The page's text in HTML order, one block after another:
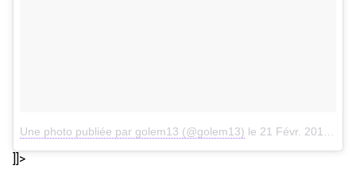
Une photo publiée par golem13 (@golem13) le 21 Févr. 2015 à 6h07 PST
]]>